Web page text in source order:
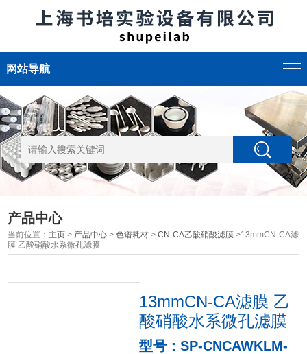
网站导航
产品中心
当前位置： 主页 > 产品中心 >色谱耗材 >CN-CA乙酸硝酸滤膜 >13mmCN-CA滤
膜 乙酸硝酸水系微孔滤膜
13mmCN-CA滤膜 乙
酸硝酸水系微孔滤膜
型号：SP-CNCAWKLM-